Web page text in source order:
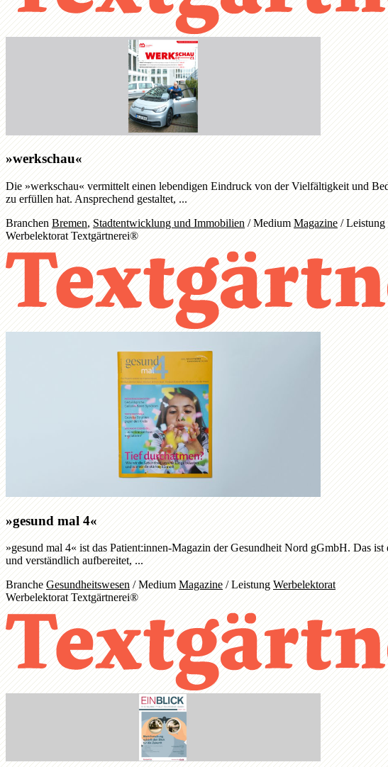
»werkschau«
Die »werkschau« vermittelt einen lebendigen Eindruck von der Vielfältigkeit und
zu erfüllen hat. Ansprechend gestaltet, ...
BranchenBremen,Stadtentwicklung und Immobilien/MediumMagazine/Leistung
Werbelektorat Textgärtnerei®
»gesund mal 4«
»gesund mal 4« ist das Patient:innen-Magazin der Gesundheit Nord gGmbH. Das
und verständlich aufbereitet, ...
BrancheGesundheitswesen/MediumMagazine/LeistungWerbelektorat
Werbelektorat Textgärtnerei®